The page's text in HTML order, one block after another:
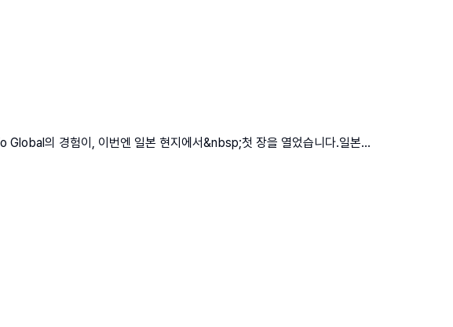
의 경험이, 이번엔 일본 현지에서&nbsp;첫 장을 열었습니다.일본...